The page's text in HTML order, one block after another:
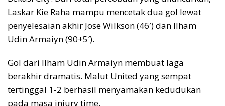
Laskar Kie Raha mampu mencetak dua gol lewat
penyelesaian akhir Jose Wilkson (46′) dan Ilham
Udin Armaiyn (90+5′).
Gol dari Ilham Udin Armaiyn membuat laga
berakhir dramatis. Malut United yang sempat
tertinggal 1-2 berhasil menyamakan kedudukan
pada masa injury time.